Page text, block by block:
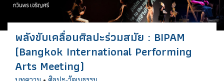
พลังขับเคลื่อนศิลปะร่วมสมัย : BIPAM
(Bangkok International Performing
Arts Meeting)